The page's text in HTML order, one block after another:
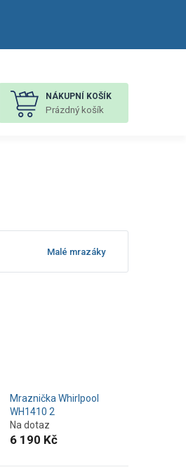
NÁKUPNÍ KOŠÍK
Prázdný košík
Malé mrazáky
Mraznička Whirlpool
WH1410 2
Na dotaz
6 190 Kč